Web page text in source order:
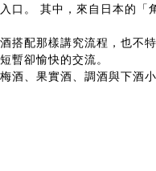
。 其中，來自日本的「
配那樣講究流程，也不
暫卻愉快的交流。
酒、果實酒、調酒與下酒小